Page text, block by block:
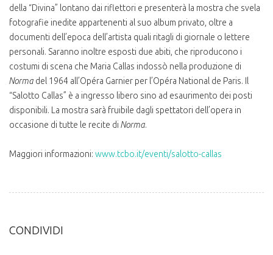
della “Divina” lontano dai riflettori e presenterà la mostra che svela
fotografie inedite appartenenti al suo album privato, oltre a
documenti dell’epoca dell’artista quali ritagli di giornale o lettere
personali. Saranno inoltre esposti due abiti, che riproducono i
costumi di scena che Maria Callas indossò nella produzione di
Norma del 1964 all’Opéra Garnier per l’Opéra National de Paris. Il
“Salotto Callas” è a ingresso libero sino ad esaurimento dei posti
disponibili. La mostra sarà fruibile dagli spettatori dell’opera in
occasione di tutte le recite di Norma.
Maggiori informazioni: www.tcbo.it/eventi/salotto-callas
CONDIVIDI